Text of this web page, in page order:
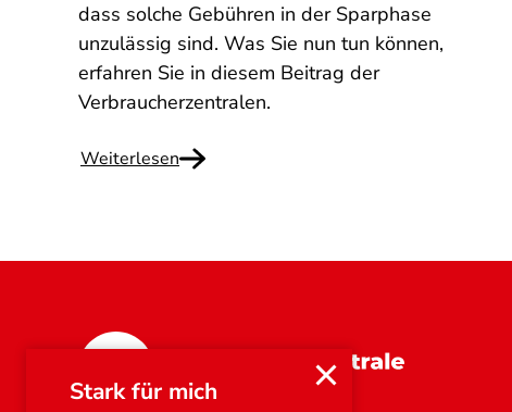
Stark für mich
dass solche Gebühren in der Sparphase
unzulässig sind. Was Sie nun tun können,
erfahren Sie in diesem Beitrag der
Verbraucherzentralen.
Weiterlesen
Bayern